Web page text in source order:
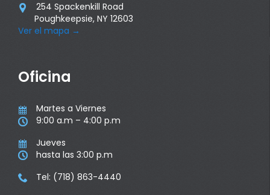

254 Spackenkill Road
Poughkeepsie, NY 12603
Ver el mapa →
Oficina
 Martes a Viernes
 9:00 a.m – 4:00 p.m
 Jueves
 hasta las 3:00 p.m
 Tel: (718) 863-4440